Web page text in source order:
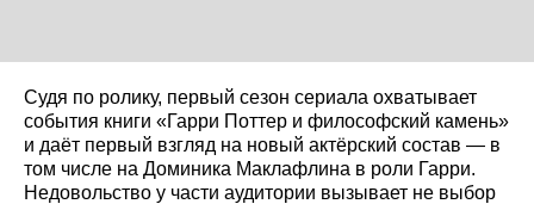
Судя по ролику, первый сезон сериала охватывает
события книги «Гарри Поттер и философский камень»
и даёт первый взгляд на новый актёрский состав — в
том числе на Доминика Маклафлина в роли Гарри.
Недовольство у части аудитории вызывает не выбор